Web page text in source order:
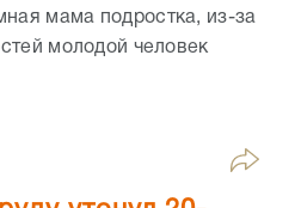
мама подростка, из-за
молодой человек